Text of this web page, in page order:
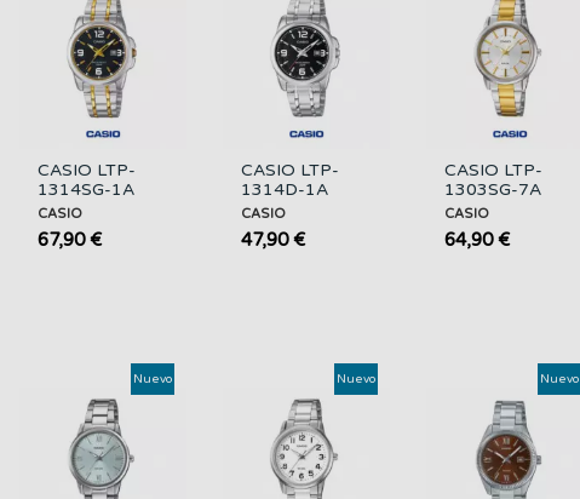
CASIO LTP-
1314SG-1A
Reloj Analógico
Mujer Bicolor
Esfera Negra
CASIO
67,90 €
CASIO LTP-
1314D-1A
Reloj Analógico
Mujer Acero
Esfera Negra
CASIO
47,90 €
CASIO LTP-
1303SG-7A
Reloj Analógico
Mujer Bicolor
Acero
CASIO
64,90 €
Nuevo Nuevo Nuevo